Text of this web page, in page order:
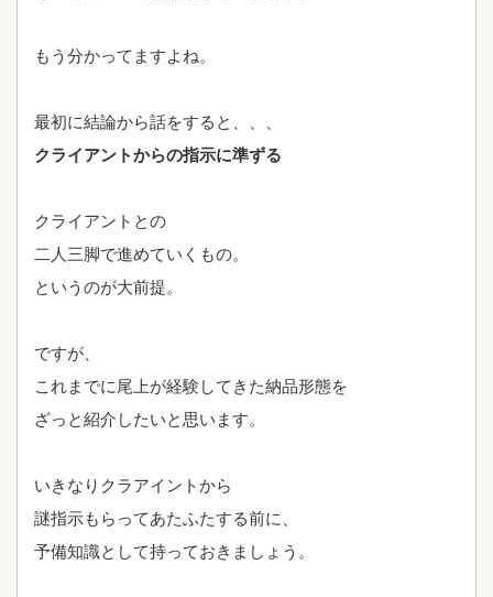
もう分かってますよね。
最初に結論から話をすると、、、
クライアントからの指示に準ずる
クライアントとの
二人三脚で進めていくもの。
というのが大前提。
ですが、
これまでに尾上が経験してきた納品形態を
ざっと紹介したいと思います。
いきなりクラアイントから
謎指示もらってあたふたする前に、
予備知識として持っておきましょう。